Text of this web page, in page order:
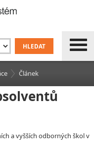
Článek
a vyšších odborných škol v